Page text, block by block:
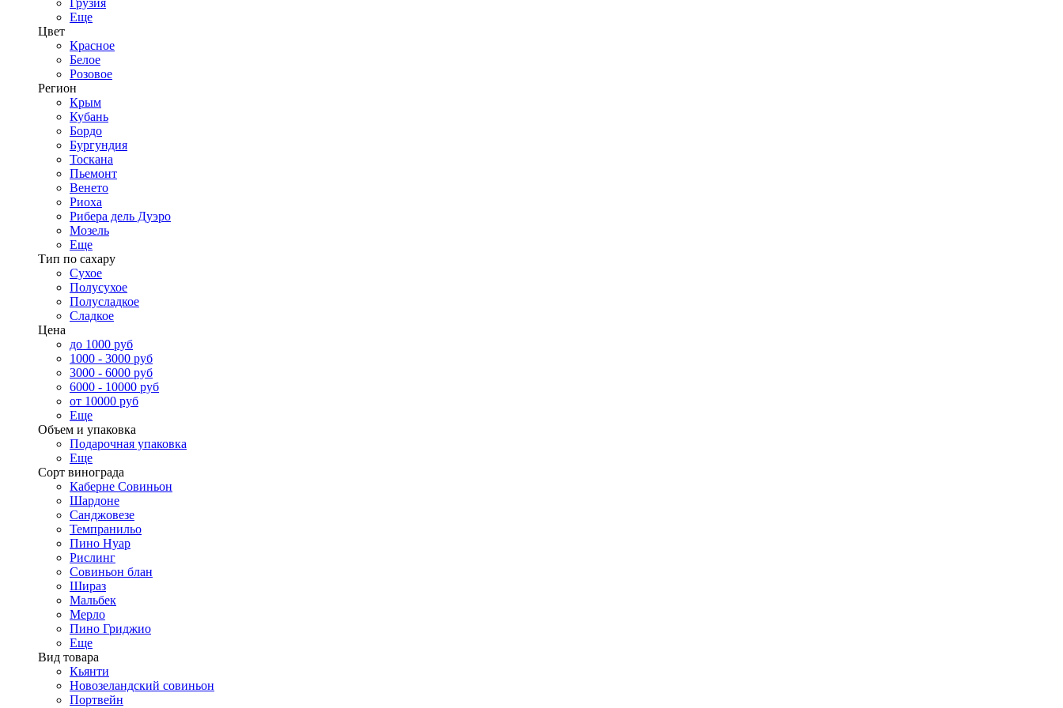
Грузия
Еще
Цвет
Красное
Белое
Розовое
Регион
Крым
Кубань
Бордо
Бургундия
Тоскана
Пьемонт
Венето
Риоха
Рибера дель Дуэро
Мозель
Еще
Тип по сахару
Сухое
Полусухое
Полусладкое
Сладкое
Цена
до 1000 руб
1000 - 3000 руб
3000 - 6000 руб
6000 - 10000 руб
от 10000 руб
Еще
Объем и упаковка
Подарочная упаковка
Еще
Сорт винограда
Каберне Совиньон
Шардоне
Санджовезе
Темпранильо
Пино Нуар
Рислинг
Совиньон блан
Шираз
Мальбек
Мерло
Пино Гриджио
Еще
Вид товара
Кьянти
Новозеландский совиньон
Портвейн